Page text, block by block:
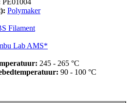
PE01004
Polymaker
Filament
Lab AMS*
245 - 265 °C
90 - 100 °C